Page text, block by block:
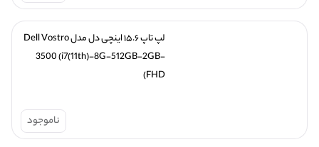
3500 (i7(11th)-8G-512GB-2GB-
FHD)
ناموجود